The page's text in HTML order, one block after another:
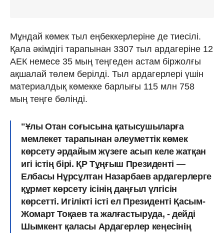
Мұндай көмек тыл еңбеккерлеріне де тиесілі.
Қала әкімдігі тарапынан 3307 тыл ардагеріне 12
АЕК немесе 35 мың теңгеден астам біржолғы
ақшалай төлем берілді. Тыл ардагерлері үшін
материалдық көмекке барлығы 115 млн 758
мың теңге бөлінді.
"Ұлы Отан соғысына қатысушыларға
мемлекет тарапынан әлеуметтік көмек
көрсету әрдайым жүзеге асып келе жатқан
игі істің бірі. ҚР Тұңғыш Президенті —
Елбасы Нұрсұлтан Назарбаев ардагерлерге
құрмет көрсету ісінің даңғыл үлгісін
көрсетті. Игілікті істі ел Президенті Қасым-
Жомарт Тоқаев та жалғастыруда, - дейді
Шымкент қаласы Ардагерлер кеңесінің